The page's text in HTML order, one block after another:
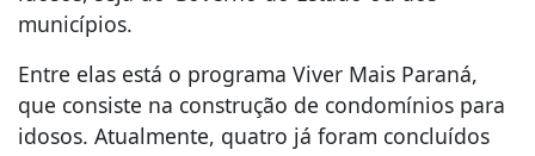
municípios.
Entre elas está o programa Viver Mais Paraná,
que consiste na construção de condomínios para
idosos. Atualmente, quatro já foram concluídos